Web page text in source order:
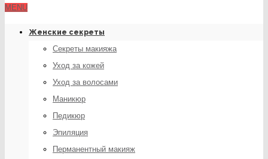
MENU
Женские секреты
Секреты макияжа
Уход за кожей
Уход за волосами
Маникюр
Педикюр
Эпиляция
Перманентный макияж